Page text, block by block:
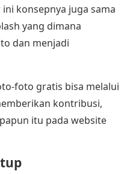
konsepnya juga sama
yang dimana
dan menjadi
foto gratis bisa melalui
kontribusi,
itu pada website